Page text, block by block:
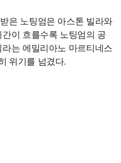
은 노팅엄은 아스톤 빌라와
이 흐를수록 노팅엄의 공
는 에밀리아노 마르티네스
위기를 넘겼다.